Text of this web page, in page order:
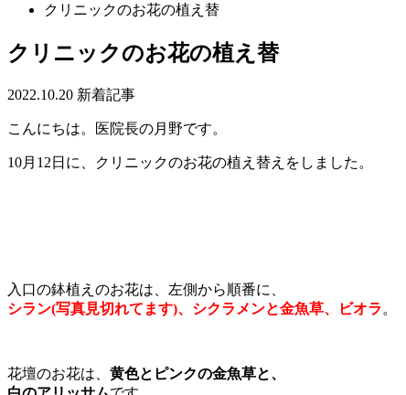
クリニックのお花の植え替
クリニックのお花の植え替
2022.10.20 新着記事
こんにちは。医院長の月野です。
10月12日に、クリニックのお花の植え替えをしました。
入口の鉢植えのお花は、左側から順番に、
シラン(写真見切れてます)、シクラメンと金魚草、ビオラ 。
花壇のお花は、 黄色とピンクの金魚草と、